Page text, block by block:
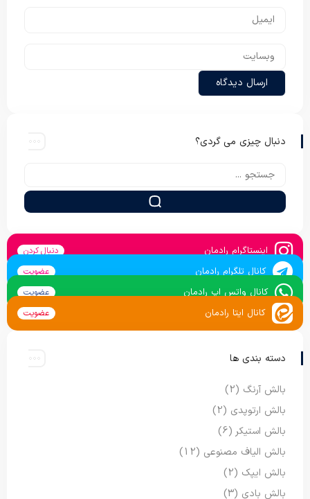
دنبال چیزی می گردی؟
اینستاگرام رادمان دنبال کردن
کانال تلگرام رادمان عضویت
کانال واتس اپ رادمان عضویت
کانال ایتا رادمان عضویت
دسته بندی ها
بالش آرنگ (2)
بالش ارتوپدی (2)
بالش استیکر (6)
بالش الیاف مصنوعی (12)
بالش ایپک (2)
بالش بادی (3)